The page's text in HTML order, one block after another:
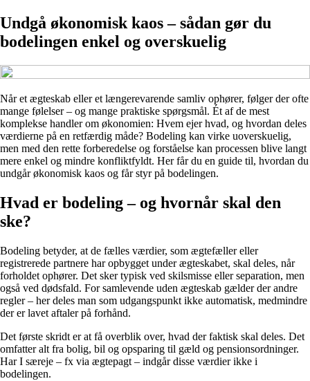
Undgå økonomisk kaos – sådan gør du
bodelingen enkel og overskuelig
Når et ægteskab eller et længerevarende samliv ophører, følger der ofte
mange følelser – og mange praktiske spørgsmål. Ét af de mest
komplekse handler om økonomien: Hvem ejer hvad, og hvordan deles
værdierne på en retfærdig måde? Bodeling kan virke uoverskuelig,
men med den rette forberedelse og forståelse kan processen blive langt
mere enkel og mindre konfliktfyldt. Her får du en guide til, hvordan du
undgår økonomisk kaos og får styr på bodelingen.
Hvad er bodeling – og hvornår skal den
ske?
Bodeling betyder, at de fælles værdier, som ægtefæller eller
registrerede partnere har opbygget under ægteskabet, skal deles, når
forholdet ophører. Det sker typisk ved skilsmisse eller separation, men
også ved dødsfald. For samlevende uden ægteskab gælder der andre
regler – her deles man som udgangspunkt ikke automatisk, medmindre
der er lavet aftaler på forhånd.
Det første skridt er at få overblik over, hvad der faktisk skal deles. Det
omfatter alt fra bolig, bil og opsparing til gæld og pensionsordninger.
Har I særeje – fx via ægtepagt – indgår disse værdier ikke i
bodelingen.